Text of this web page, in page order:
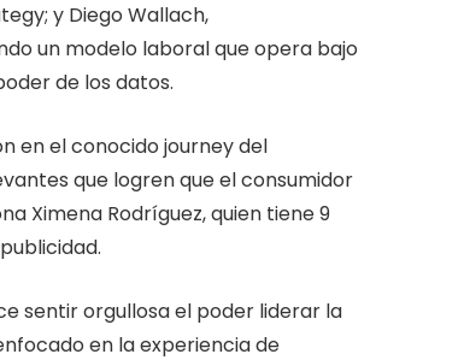
y Diego Wallach,
un modelo laboral que opera bajo
de los datos.
en el conocido journey del
que logren que el consumidor
Ximena Rodríguez, quien tiene 9
sentir orgullosa el poder liderar la
en la experiencia de